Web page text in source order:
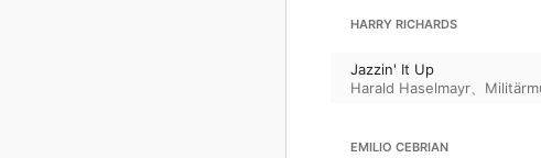
HARRY RICHARDS
Jazzin' It Up
Harald Haselmayr
EMILIO CEBRIAN